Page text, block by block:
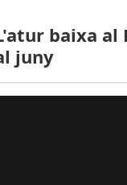
baixa al
juny